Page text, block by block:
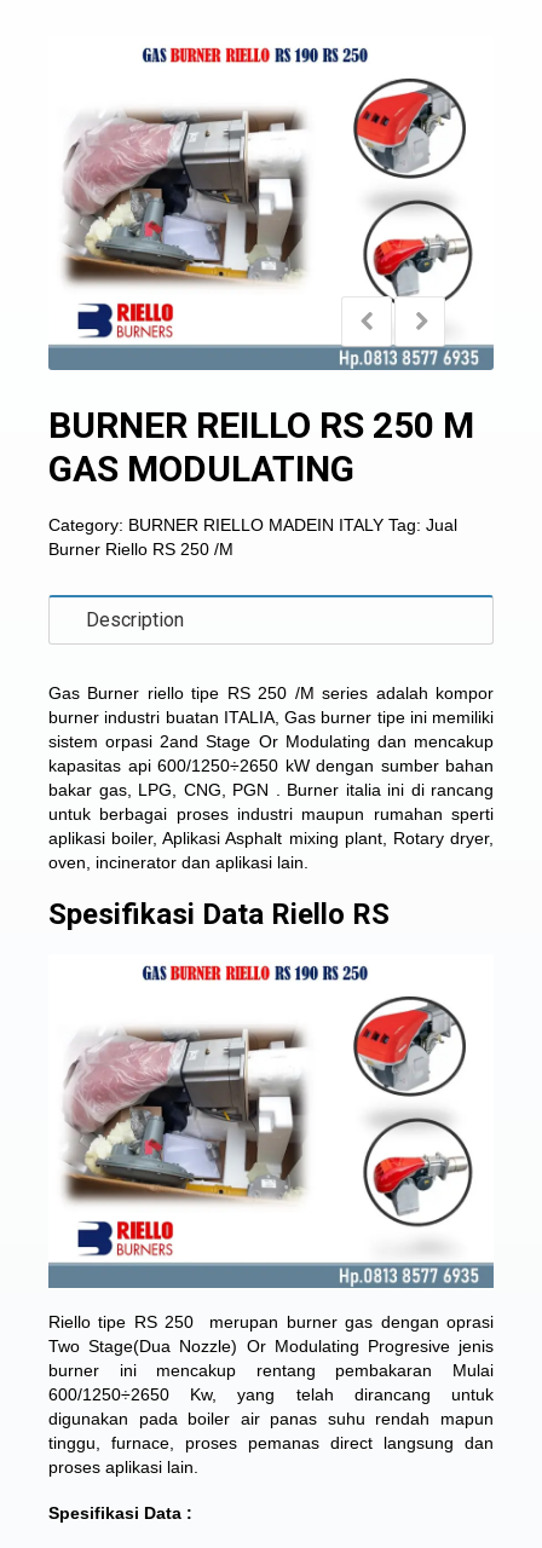
BURNER REILLO RS 250 M
GAS MODULATING
Category: BURNER RIELLO MADEIN ITALY Tag: Jual
Burner Riello RS 250 /M
Description
Gas Burner riello tipe RS 250 /M series adalah kompor
burner industri buatan ITALIA, Gas burner tipe ini memiliki
sistem orpasi 2and Stage Or Modulating dan mencakup
kapasitas api 600/1250÷2650 kW dengan sumber bahan
bakar gas, LPG, CNG, PGN . Burner italia ini di rancang
untuk berbagai proses industri maupun rumahan sperti
aplikasi boiler, Aplikasi Asphalt mixing plant, Rotary dryer,
oven, incinerator dan aplikasi lain.
Spesifikasi Data Riello RS
Riello tipe RS 250 merupan burner gas dengan oprasi
Two Stage(Dua Nozzle) Or Modulating Progresive jenis
burner ini ​​mencakup rentang pembakaran Mulai
600/1250÷2650 Kw, yang telah dirancang untuk
digunakan pada boiler air panas suhu rendah mapun
tinggu, furnace, proses pemanas direct langsung dan
proses aplikasi lain.
Spesifikasi Data :